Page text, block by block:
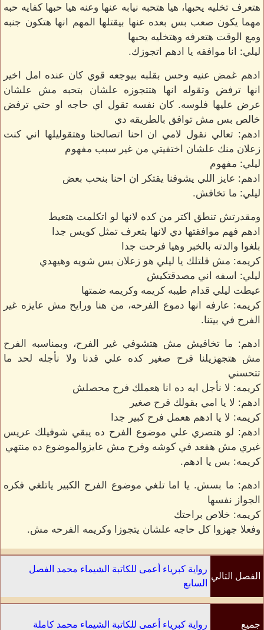
هتعرف تخليه يحبها، هيا هتحبه نيابه عنها وعنه هيا حبها كفايه حبه
مهما يكون صعب بس بعده عنها بيقتلها المهم انها هتكون جنبه
ومع الوقت هتعرفه وهتخليه يحبها
ليلي: انا موافقه يا ادهم اتجوزك.
ادهم غمض عنيه وحس بقلبه بيوجعه قوي كان عنده امل اخير
انها ترفض وتقوله انها هتتجوزه علشان بتحبه مش علشان
عرض عليها فلوسه. كان نفسه تقول اي حاجه او حتي ترفض
خالص بس مش توافق بالطريقه دي
ادهم: تعالي نقول لامي ان احنا اتصالحنا وهتقوليلها اني كنت
زعلان منك علشان اختفيتي من غير سبب مفهوم
ليلي: مفهوم
ادهم: عايز اللي يشوفنا يقتكر ان احنا بنحب بعض
ليلي: ما تخافش.
ومقدرتش تنطق اكتر من كده لانها لو اتكلمت هتعيط
ادهم فهم موافقتها دي لانها بتعرف تمثل كويس جدا
بلغوا والدته بالخبر وهيا فرحت جدا
كريمه: مش قلتلك يا ليلي هو زعلان بس شويه وهيهدي
ليلي: اسفه اني مصدقتكيش
عيطت ليلي قدام طيبه كريمه وكريمه ضمتها
كريمه: عارفه انها دموع الفرحه، من هنا ورايح مش عايزه غير
الفرح في بيتنا.
ادهم: ما تخافيش مش هتشوفي غير الفرح، وبمناسبه الفرح
مش هتجهزيلنا فرح صغير كده علي قدنا ولا نأجله لحد ما
تتحسني
كريمه: لا نأجل ايه ده انا هعملك فرح محصلش
ادهم: لا يا امي بقولك فرح صغير
كريمه: لا يا ادهم هعمل فرح كبير جدا
ادهم: لو هتصري علي موضوع الفرح ده يبقي شوفيلك عريس
غيري مش هقعد في كوشه وفرح مش عايزوالموضوع ده منتهي
كريمه: بس يا ادهم.
ادهم: ما بسش. يا اما تلغي موضوع الفرح الكبير ياتلغي فكره
الجواز نفسها
كريمه: خلاص براحتك
وفعلا جهزوا كل حاجه علشان يتجوزا وكريمه الفرحه مش.
الفصل التالي
رواية كبرياء أعمى للكاتبة الشيماء محمد الفصل
السابع
جميع رواية كبرياء أعمى للكاتبة الشيماء محمد كاملة